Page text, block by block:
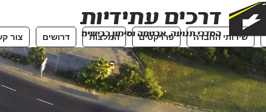
שירותי החברה פרויקטים המלצות דרושים צור